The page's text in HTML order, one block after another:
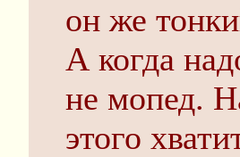
он же
А когда
не мопед.
этого